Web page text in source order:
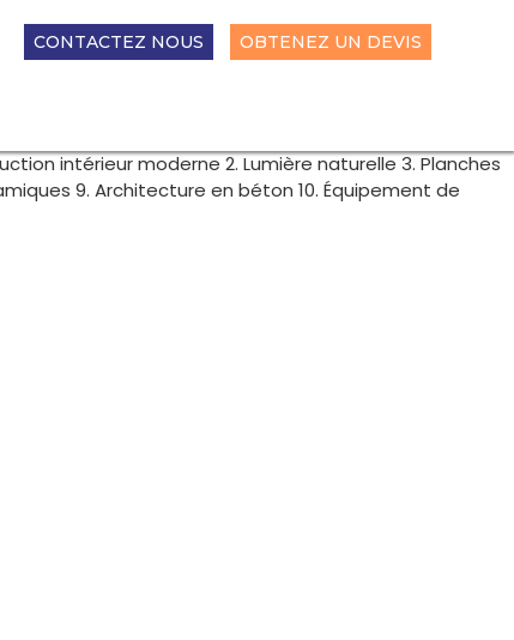
CONTACTEZ NOUS OBTENEZ UN DEVIS